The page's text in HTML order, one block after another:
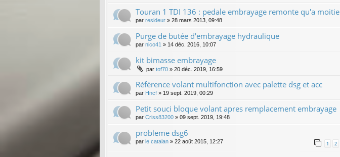
Touran 1 TDI 136 : pedale embrayage remonte qu'a moitie
par resideur » 28 mars 2013, 09:48
Purge de butée d'embrayage hydraulique
par nico41 » 14 déc. 2016, 10:07
kit bimasse embrayage
par tof70 » 20 déc. 2019, 16:59
Référence volant multifonction avec palette dsg et acc
par Hncf » 19 sept. 2019, 00:29
Petit souci bloque volant apres remplacement embrayage
par Criss83200 » 09 sept. 2019, 19:48
probleme dsg6
par le catalan » 22 août 2015, 12:27 1 2